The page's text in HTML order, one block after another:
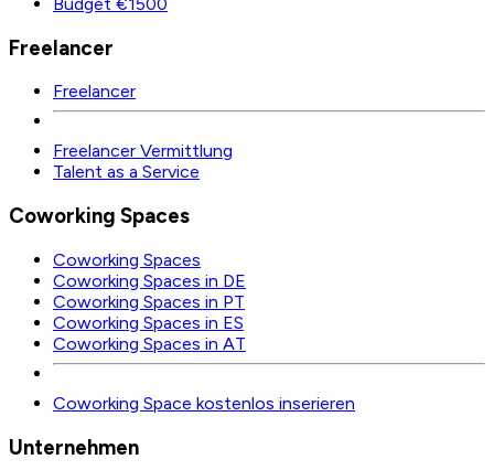
Freelancer
Freelancer
Freelancer Vermittlung
Talent as a Service
Coworking Spaces
Coworking Spaces
Coworking Spaces in DE
Coworking Spaces in PT
Coworking Spaces in ES
Coworking Spaces in AT
Coworking Space kostenlos inserieren
Unternehmen